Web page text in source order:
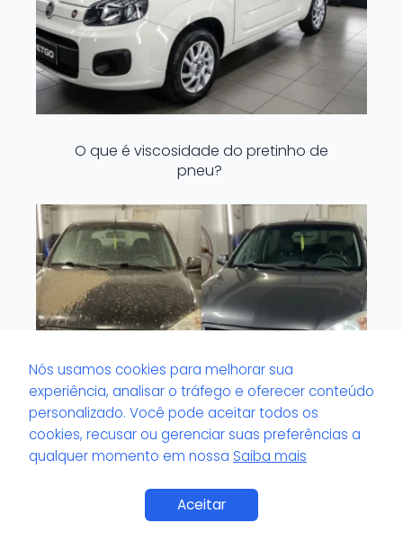
O que é viscosidade do pretinho de
pneu?
O que é volante com odor impregnado?
Nós usamos cookies para melhorar sua
experiência, analisar o tráfego e oferecer conteúdo
personalizado. Você pode aceitar todos os
cookies, recusar ou gerenciar suas preferências a
qualquer momento em nossa Saiba mais
Aceitar